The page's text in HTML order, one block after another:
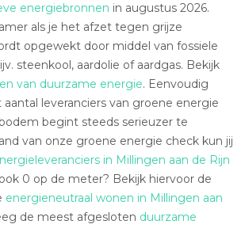
energiebronnen in augustus 2026.
als je het afzet tegen grijze
opgewekt door middel van fossiele
steenkool, aardolie of aardgas. Bekijk
van duurzame energie. Eenvoudig
leveranciers van groene energie
begint steeds serieuzer te
van onze groene energie check kun jij
in Millingen aan de Rijn
0 op de meter? Bekijk hiervoor de
energieneutraal wonen in Millingen aan
de meest afgesloten duurzame